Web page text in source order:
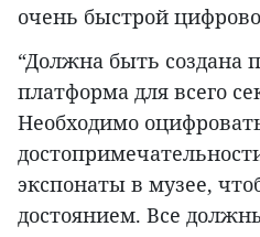
очень быстрой
“Должна быть создана
платформа для всего
Необходимо
экспонаты в музее,
достоянием. Все